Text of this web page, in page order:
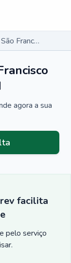
Cardiologista em São Francisco do Oeste - RN
agora a sua
facilita
pelo serviço